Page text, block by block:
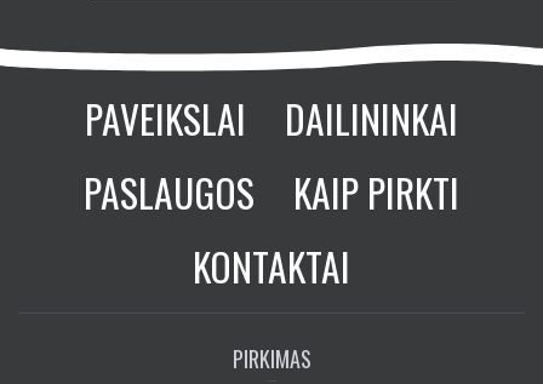
PAVEIKSLAI
DAILININKAI
PASLAUGOS
KAIP PIRKTI
KONTAKTAI
PIRKIMAS